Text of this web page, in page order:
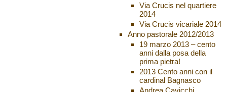
Via Crucis nel quartiere
2014
Via Crucis vicariale 2014
Anno pastorale 2012/2013
19 marzo 2013 – cento
anni dalla posa della
prima pietra!
2013 Cento anni con il
cardinal Bagnasco
Andrea Cavicchi